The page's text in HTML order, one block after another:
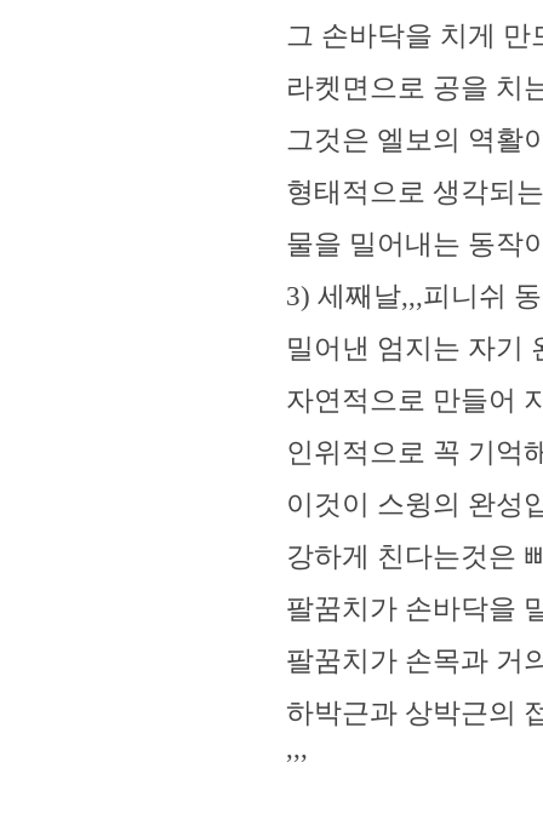
그 손바닥을 치게
라켓면으로 공을 치
그것은 엘보의 역활
형태적으로 생각되
물을 밀어내는 동작
3) 세째날,,,피니쉬
밀어낸 엄지는 자기
자연적으로 만들어
인위적으로 꼭 기억
이것이 스윙의 완성
강하게 친다는것은
팔꿈치가 손바닥을
팔꿈치가 손목과 거
하박근과 상박근의
,,,